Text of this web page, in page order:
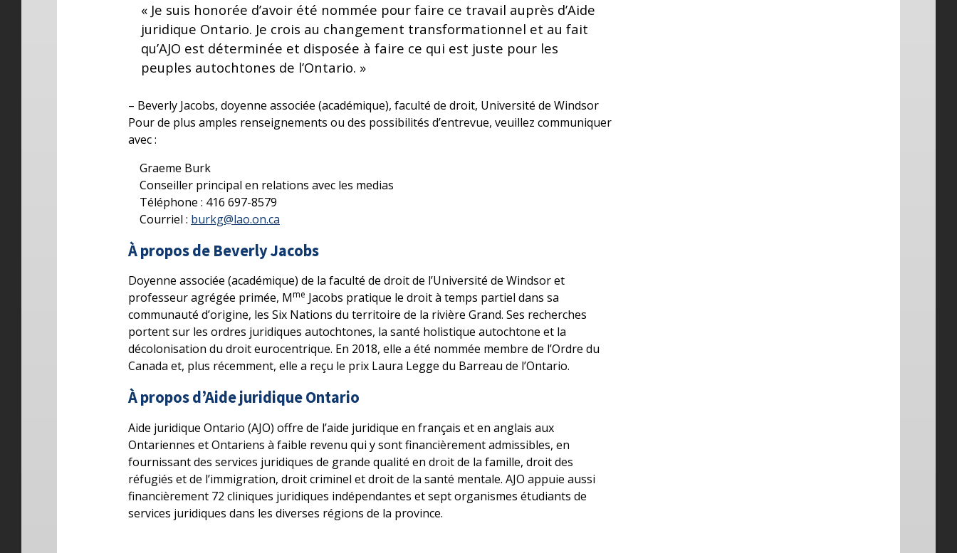
« Je suis honorée d’avoir été nommée pour faire ce travail auprès d’Aide
juridique Ontario. Je crois au changement transformationnel et au fait
qu’AJO est déterminée et disposée à faire ce qui est juste pour les
peuples autochtones de l’Ontario. »
– Beverly Jacobs, doyenne associée (académique), faculté de droit, Université de Windsor
Pour de plus amples renseignements ou des possibilités d’entrevue, veuillez communiquer
avec :
Graeme Burk
Conseiller principal en relations avec les medias
Téléphone : 416 697-8579
Courriel : burkg@lao.on.ca
À propos de Beverly Jacobs
Doyenne associée (académique) de la faculté de droit de l’Université de Windsor et
professeur agrégée primée, Mme Jacobs pratique le droit à temps partiel dans sa
communauté d’origine, les Six Nations du territoire de la rivière Grand. Ses recherches
portent sur les ordres juridiques autochtones, la santé holistique autochtone et la
décolonisation du droit eurocentrique. En 2018, elle a été nommée membre de l’Ordre du
Canada et, plus récemment, elle a reçu le prix Laura Legge du Barreau de l’Ontario.
À propos d’Aide juridique Ontario
Aide juridique Ontario (AJO) offre de l’aide juridique en français et en anglais aux
Ontariennes et Ontariens à faible revenu qui y sont financièrement admissibles, en
fournissant des services juridiques de grande qualité en droit de la famille, droit des
réfugiés et de l’immigration, droit criminel et droit de la santé mentale. AJO appuie aussi
financièrement 72 cliniques juridiques indépendantes et sept organismes étudiants de
services juridiques dans les diverses régions de la province.